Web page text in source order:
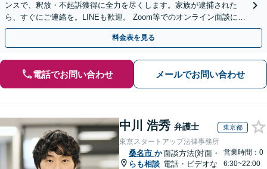
ンスで、釈放・不起訴獲得に全力を尽くします。家族が逮捕された
ら、すぐにご連絡を。LINEも歓迎。 Zoom等でのオンライン面談にも
対応します【メールでの予約、問い合わせ可能】
料金表を見る
電話でお問い合わせ メールでお問い合わせ
中川 浩秀 弁護士 東京都
東京スタートアップ法律事務所
桑名市 か
らも相談
面談方法(対面・
電話・ビデオな
営業時間：0
6:30~22:00